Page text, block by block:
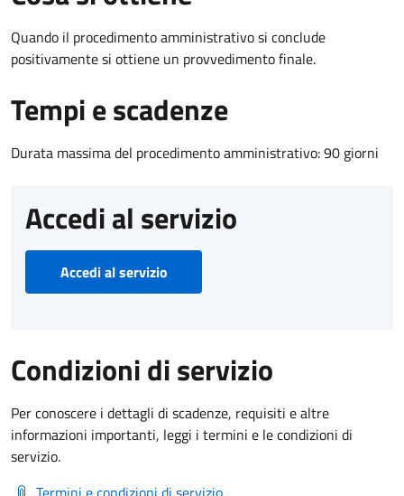
Quando il procedimento amministrativo si conclude
positivamente si ottiene un provvedimento finale.
Tempi e scadenze
Durata massima del procedimento amministrativo: 90 giorni
Accedi al servizio
Accedi al servizio
Condizioni di servizio
Per conoscere i dettagli di scadenze, requisiti e altre
informazioni importanti, leggi i termini e le condizioni di
servizio.